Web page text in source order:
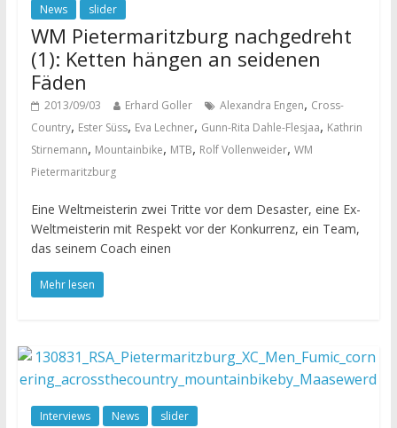
News slider
WM Pietermaritzburg nachgedreht
(1): Ketten hängen an seidenen
Fäden
2013/09/03 Erhard Goller Alexandra Engen, Cross-
Country, Ester Süss, Eva Lechner, Gunn-Rita Dahle-Flesjaa, Kathrin
Stirnemann, Mountainbike, MTB, Rolf Vollenweider, WM
Pietermaritzburg
Eine Weltmeisterin zwei Tritte vor dem Desaster, eine Ex-
Weltmeisterin mit Respekt vor der Konkurrenz, ein Team,
das seinem Coach einen
Mehr lesen
Interviews News slider